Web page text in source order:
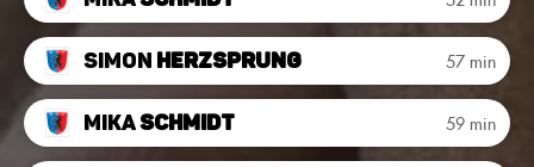
Simon Herzsprung 57 min
MikaSchmidt 59 min